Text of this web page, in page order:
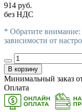
914 руб.
без НДС
* Обратите внимание:
зависимости от
В корзину
Минимальный заказ
Оплата